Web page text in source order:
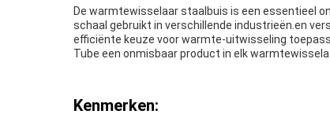
De warmtewisselaar staalbuis is een essentieel
schaal gebruikt in verschillende industrieën.en
efficiënte keuze voor warmte-uitwisseling
Tube een onmisbaar product in elk
Kenmerken: